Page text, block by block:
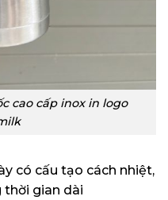
cao cấp inox in logo
có cấu tạo cách nhiệt,
thời gian dài